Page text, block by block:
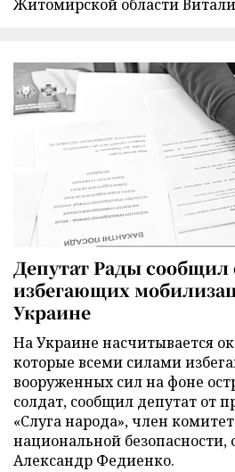
Житомирской области
Депутат Рады сообщил
избегающих
Украине
На Украине насчитывается
которые всеми силами
вооруженных сил на фоне
солдат, сообщил депутат от
«Слуга народа», член
национальной безопасности,
Александр Федиенко.